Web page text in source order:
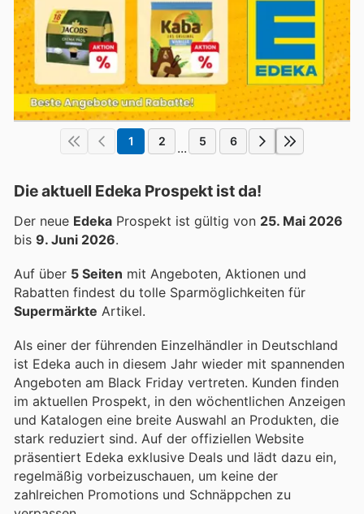
1 2 ... 5 6
Die aktuell Edeka Prospekt ist da!
Der neue Edeka Prospekt ist gültig von 25. Mai 2026
bis 9. Juni 2026.
Auf über 5 Seiten mit Angeboten, Aktionen und
Rabatten findest du tolle Sparmöglichkeiten für
Supermärkte Artikel.
Als einer der führenden Einzelhändler in Deutschland
ist Edeka auch in diesem Jahr wieder mit spannenden
Angeboten am Black Friday vertreten. Kunden finden
im aktuellen Prospekt, in den wöchentlichen Anzeigen
und Katalogen eine breite Auswahl an Produkten, die
stark reduziert sind. Auf der offiziellen Website
präsentiert Edeka exklusive Deals und lädt dazu ein,
regelmäßig vorbeizuschauen, um keine der
zahlreichen Promotions und Schnäppchen zu